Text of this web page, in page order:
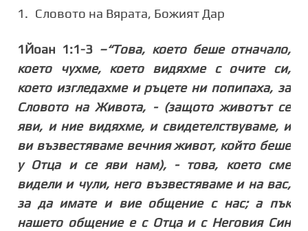
1. Словото на Вярата, Божият Дар
1Йоан 1:1-3 –“Това, което беше отначало,
което чухме, което видяхме с очите си,
което изгледахме и ръцете ни попипаха, за
Словото на Живота, - (защото животът се
яви, и ние видяхме, и свидетелствуваме, и
ви възвестяваме вечния живот, който беше
у Отца и се яви нам), - това, което сме
видели и чули, него възвестяваме и на вас,
за да имате и вие общение с нас; а пък
нашето общение е с Отца и с Неговия Син